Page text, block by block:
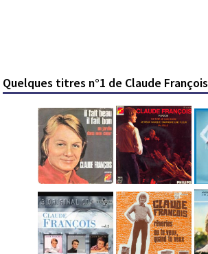
Quelques titres n°1 de Claude François